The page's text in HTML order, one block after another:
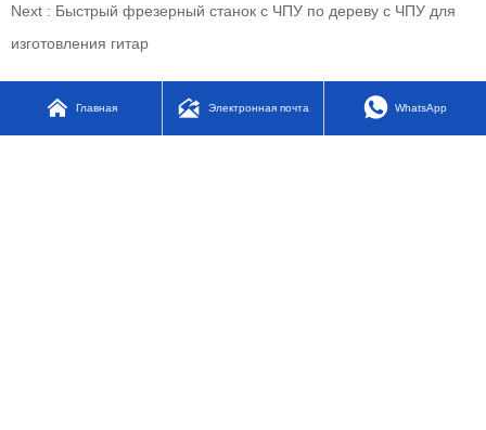
Next : Быстрый фрезерный станок с ЧПУ по дереву с ЧПУ для
изготовления гитар
 Главная  Электронная почта  WhatsApp